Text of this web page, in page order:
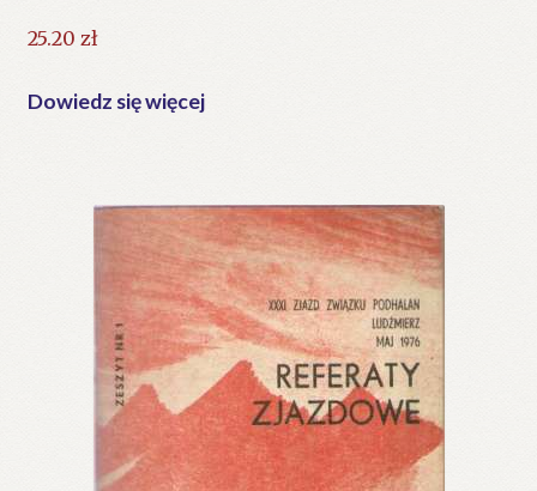
25.20 zł
Dowiedz się więcej